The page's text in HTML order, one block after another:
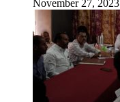
November 27, 2023